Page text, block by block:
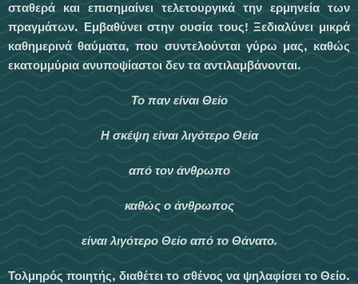
σταθερά και επισημαίνει τελετουργικά την ερμηνεία των
πραγμάτων. Εμβαθύνει στην ουσία τους! Ξεδιαλύνει μικρά
καθημερινά θαύματα, που συντελούνται γύρω μας, καθώς
εκατομμύρια ανυποψίαστοι δεν τα αντιλαμβάνονται.
Το παν είναι Θείο
Η σκέψη είναι λιγότερο Θεία
από τον άνθρωπο
καθώς ο άνθρωπος
είναι λιγότερο Θείο από το Θάνατο.
Τολμηρός ποιητής, διαθέτει το σθένος να ψηλαφίσει το Θείο.